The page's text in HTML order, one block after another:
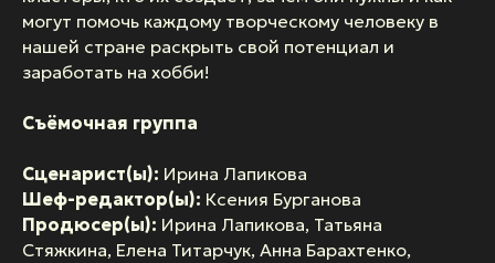
могут помочь каждому творческому человеку в
нашей стране раскрыть свой потенциал и
заработать на хобби!
Съёмочная группа
Сценарист(ы): Ирина Лапикова
Шеф-редактор(ы): Ксения Бурганова
Продюсер(ы): Ирина Лапикова, Татьяна
Стяжкина, Елена Титарчук, Анна Барахтенко,